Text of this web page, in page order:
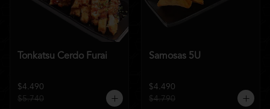
Tonkatsu Cerdo Furai
$4.490
$5.740
Samosas 5U
$4.490
$4.790